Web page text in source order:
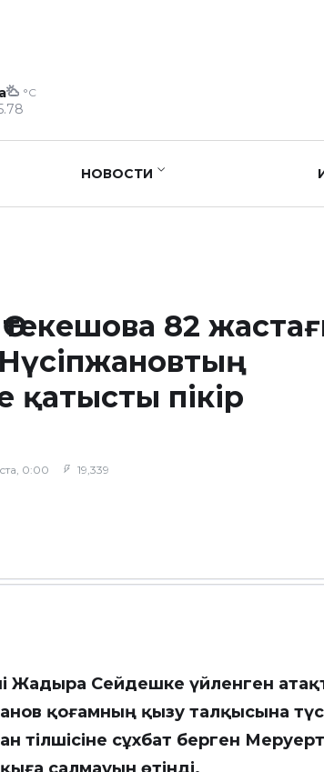
°C
НОВОСТИ
82
қатысты пікір
0:00 19,339
Жадыра Сейдешке үйленген
қоғамның қызу талқысына
тілшісіне сұхбат берген